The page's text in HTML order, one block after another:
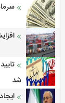
سرمایه
افزایش 69 درصدی صادرات
شد